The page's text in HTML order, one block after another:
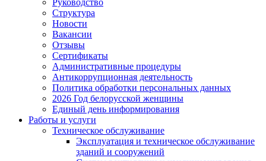
Руководство
Структура
Новости
Вакансии
Отзывы
Сертификаты
Административные процедуры
Антикоррупционная деятельность
Политика обработки персональных данных
2026 Год белорусской женщины
Единый день информирования
Работы и услуги
Техническое обслуживание
Эксплуатация и техническое обслуживание
зданий и сооружений